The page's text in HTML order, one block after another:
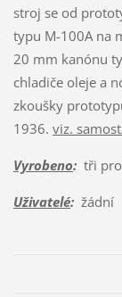
stroj se od
typu M-100A na
20 mm kanónu
chladiče oleje a
zkoušky
1936. viz.
Vyrobeno:tři
Uživatelé:žádní